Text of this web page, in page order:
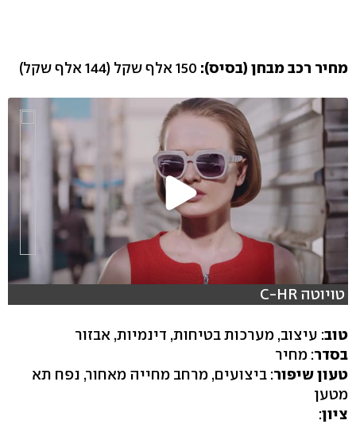
מחיר רכב מבחן (בסיס):
טויוטה C-HR
טוב: עיצוב, מערכות בטיחות, דינמיות, אבזור
בסדר: מחיר
טעון שיפור: ביצועים, מרחב מחייה מאחור, נפח תא
מטען
ציון: